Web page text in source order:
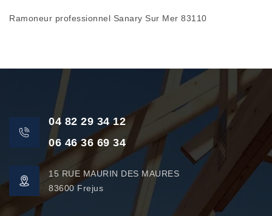
Ramoneur professionnel Sanary Sur Mer 83110
04 82 29 34 12
06 46 36 69 34
15 RUE MAURIN DES MAURES
83600 Frejus